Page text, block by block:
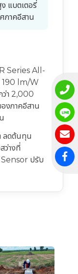
แบตเตอรี่
ภาคอีสาน
Series All-
190 lm/W
ว่า 2,000
งภาคอีสาน
ลดต้นทุน
ว่างที่
Sensor ปรับ